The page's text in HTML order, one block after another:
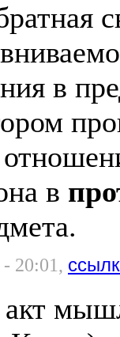
в
в
- 20:01,